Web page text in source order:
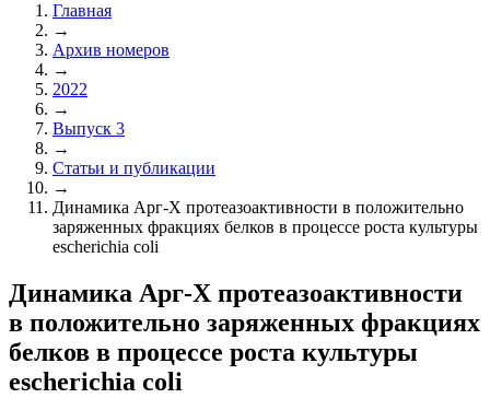
Главная
→
Архив номеров
→
2022
→
Выпуск 3
→
Статьи и публикации
→
Динамика Арг-Х протеазоактивности в положительно
заряженных фракциях белков в процессе роста культуры
escherichia coli
Динамика Арг-Х протеазоактивности
в положительно заряженных фракциях
белков в процессе роста культуры
escherichia coli